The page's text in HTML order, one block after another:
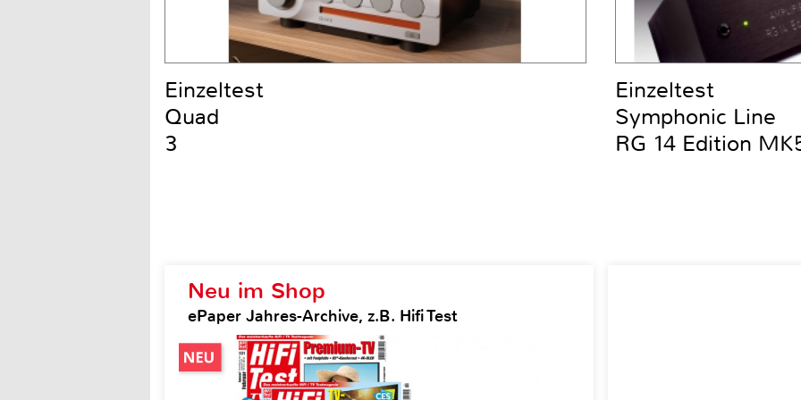
Neu im Shop
ePaper Jahres-Archive, z.B. Hifi Test
Einzeltest
Quad
3
Einzeltest
Symphonic Line
RG 14 Edition